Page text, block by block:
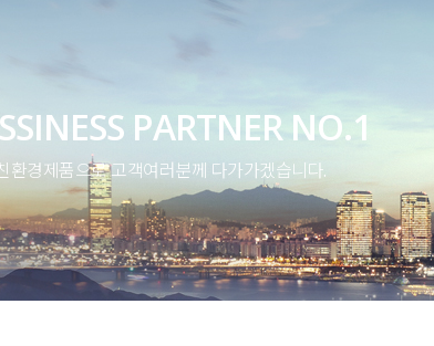
PARTNER NO.1
환경제품으로 고객여러분께 다가가겠습니다.